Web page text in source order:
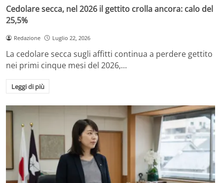
Cedolare secca, nel 2026 il gettito crolla ancora: calo del
25,5%
Redazione Luglio 22, 2026
La cedolare secca sugli affitti continua a perdere gettito
nei primi cinque mesi del 2026,…
Leggi di più